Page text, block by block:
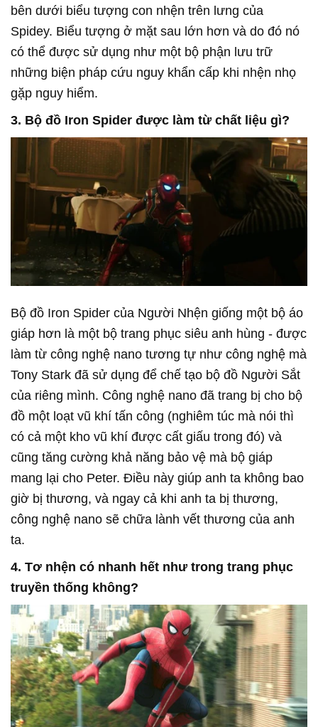
bên dưới biểu tượng con nhện trên lưng của
Spidey. Biểu tượng ở mặt sau lớn hơn và do đó nó
có thể được sử dụng như một bộ phận lưu trữ
những biện pháp cứu nguy khẩn cấp khi nhện nhọ
gặp nguy hiểm.
3. Bộ đồ Iron Spider được làm từ chất liệu gì?
Bộ đồ Iron Spider của Người Nhện giống một bộ áo
giáp hơn là một bộ trang phục siêu anh hùng - được
làm từ công nghệ nano tương tự như công nghệ mà
Tony Stark đã sử dụng để chế tạo bộ đồ Người Sắt
của riêng mình. Công nghệ nano đã trang bị cho bộ
đồ một loạt vũ khí tấn công (nghiêm túc mà nói thì
có cả một kho vũ khí được cất giấu trong đó) và
cũng tăng cường khả năng bảo vệ mà bộ giáp
mang lại cho Peter. Điều này giúp anh ta không bao
giờ bị thương, và ngay cả khi anh ta bị thương,
công nghệ nano sẽ chữa lành vết thương của anh
ta.
4. Tơ nhện có nhanh hết như trong trang phục
truyền thống không?